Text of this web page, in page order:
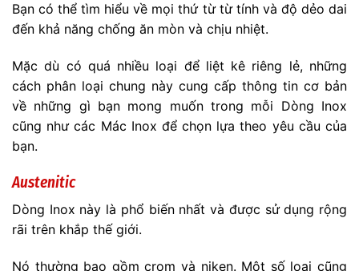
Bạn có thể tìm hiểu về mọi thứ từ từ tính và độ dẻo dai
đến khả năng chống ăn mòn và chịu nhiệt.
Mặc dù có quá nhiều loại để liệt kê riêng lẻ, những
cách phân loại chung này cung cấp thông tin cơ bản
về những gì bạn mong muốn trong mỗi Dòng Inox
cũng như các Mác Inox để chọn lựa theo yêu cầu của
bạn.
Austenitic
Dòng Inox này là phổ biến nhất và được sử dụng rộng
rãi trên khắp thế giới.
Nó thường bao gồm crom và niken. Một số loại cũng